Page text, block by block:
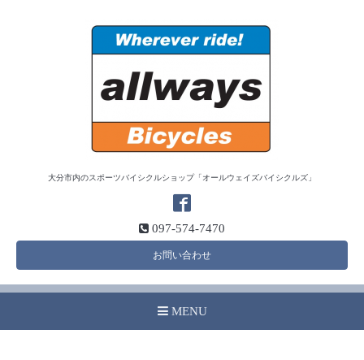
大分市内のスポーツバイシクルショップ「オールウェイズバイシクルズ」
097-574-7470
お問い合わせ
MENU